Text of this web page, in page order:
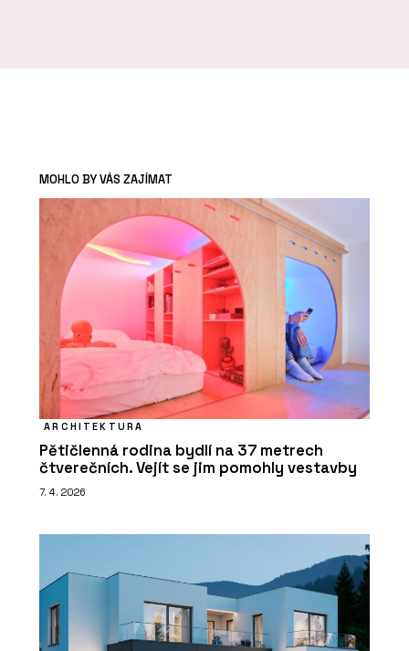
MOHLO BY VÁS ZAJÍMAT
ARCHITEKTURA
Pětičlenná rodina bydlí na 37 metrech
čtverečních. Vejít se jim pomohly vestavby
7. 4. 2026